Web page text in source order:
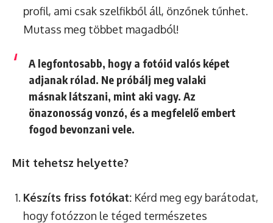
profil, ami csak szelfikből áll, önzőnek tűnhet.
Mutass meg többet magadból!
A legfontosabb, hogy a fotóid valós képet
adjanak rólad. Ne próbálj meg valaki
másnak látszani, mint aki vagy. Az
önazonosság vonzó, és a megfelelő embert
fogod bevonzani vele.
Mit tehetsz helyette?
Készíts friss fotókat: Kérd meg egy barátodat,
hogy fotózzon le téged természetes